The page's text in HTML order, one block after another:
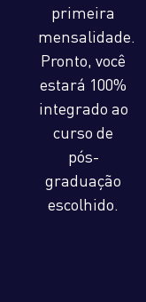
primeira
mensalidade.
Pronto, você
estará 100%
integrado ao
curso de
pós-
graduação
escolhido.